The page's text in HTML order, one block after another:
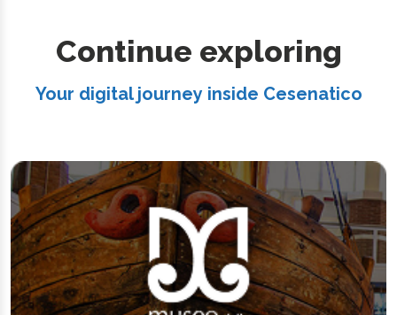
Continue exploring
Your digital journey inside Cesenatico